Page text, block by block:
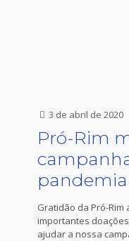
3 de abril de 2020
Pró-Rim
pandemia
Gratidão da Pró-
importantes
ajudar a nossa